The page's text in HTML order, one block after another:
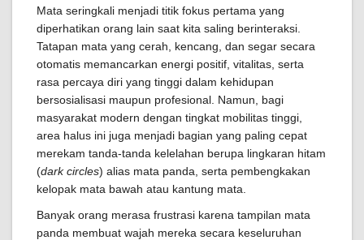
Mata seringkali menjadi titik fokus pertama yang
diperhatikan orang lain saat kita saling berinteraksi.
Tatapan mata yang cerah, kencang, dan segar secara
otomatis memancarkan energi positif, vitalitas, serta
rasa percaya diri yang tinggi dalam kehidupan
bersosialisasi maupun profesional. Namun, bagi
masyarakat modern dengan tingkat mobilitas tinggi,
area halus ini juga menjadi bagian yang paling cepat
merekam tanda-tanda kelelahan berupa lingkaran hitam
(dark circles) alias mata panda, serta pembengkakan
kelopak mata bawah atau kantung mata.
Banyak orang merasa frustrasi karena tampilan mata
panda membuat wajah mereka secara keseluruhan